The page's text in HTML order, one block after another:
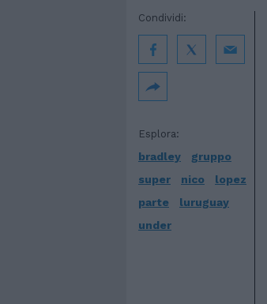
Esplora:
bradley
gruppo
super
nico
lopez
parte
luruguay
under
Condividi: